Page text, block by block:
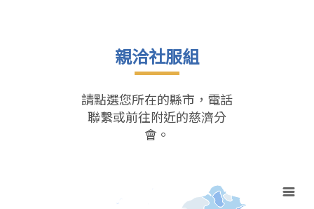
親洽社服組
請點選您所在的縣市，電話
聯繫或前往附近的慈濟分
會。